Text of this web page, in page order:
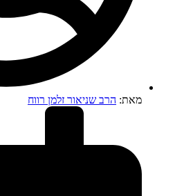
מאת: הרב שניאור זלמן רווח